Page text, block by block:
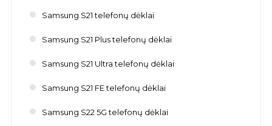
Samsung S21 telefonų dėklai
Samsung S21 Plus telefonų dėklai
Samsung S21 Ultra telefonų dėklai
Samsung S21 FE telefonų dėklai
Samsung S22 5G telefonų dėklai